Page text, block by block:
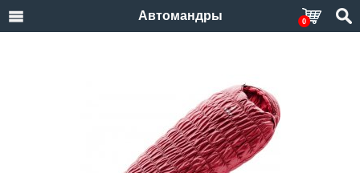
Автомандры 0